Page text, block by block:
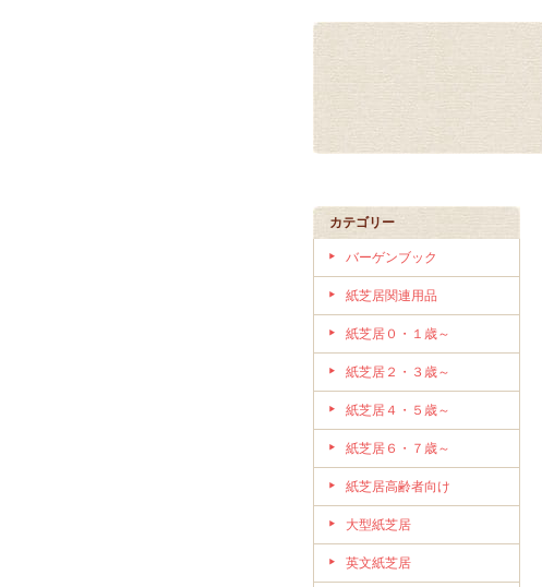
カテゴリー
バーゲンブック
紙芝居関連用品
紙芝居０・１歳～
紙芝居２・３歳～
紙芝居４・５歳～
紙芝居６・７歳～
紙芝居高齢者向け
大型紙芝居
英文紙芝居